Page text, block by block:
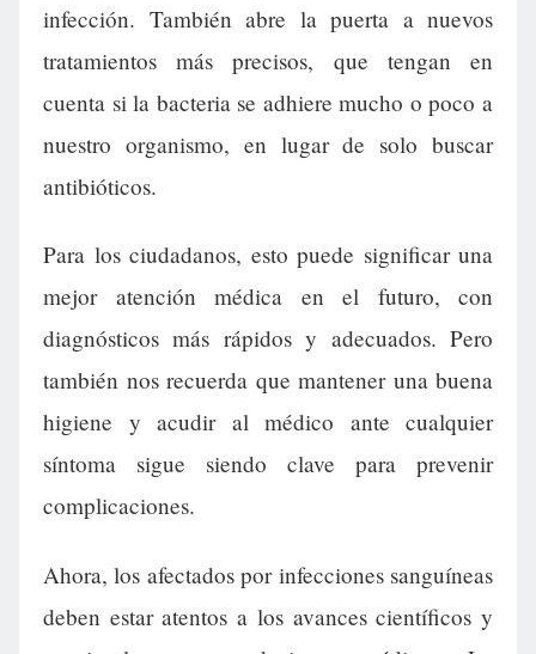
infección. También abre la puerta a nuevos
tratamientos más precisos, que tengan en
cuenta si la bacteria se adhiere mucho o poco a
nuestro organismo, en lugar de solo buscar
antibióticos.
Para los ciudadanos, esto puede significar una
mejor atención médica en el futuro, con
diagnósticos más rápidos y adecuados. Pero
también nos recuerda que mantener una buena
higiene y acudir al médico ante cualquier
síntoma sigue siendo clave para prevenir
complicaciones.
Ahora, los afectados por infecciones sanguíneas
deben estar atentos a los avances científicos y